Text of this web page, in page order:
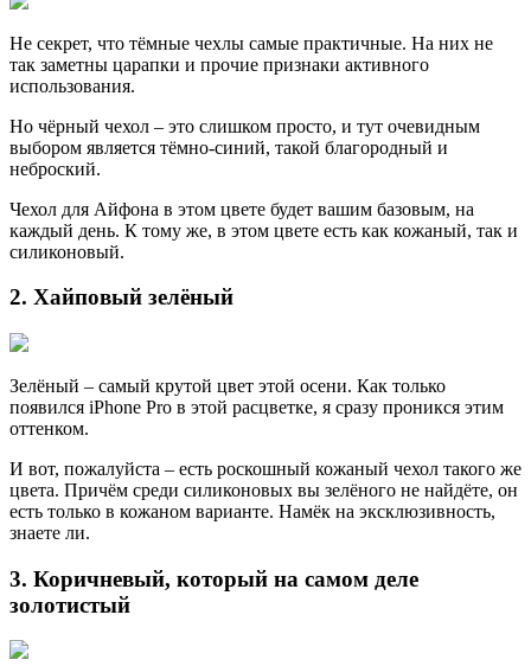
Не секрет, что тёмные чехлы самые практичные. На них не
так заметны царапки и прочие признаки активного
использования.
Но чёрный чехол – это слишком просто, и тут очевидным
выбором является тёмно-синий, такой благородный и
неброский.
Чехол для Айфона в этом цвете будет вашим базовым, на
каждый день. К тому же, в этом цвете есть как кожаный, так и
силиконовый.
2. Хайповый зелёный
Зелёный – самый крутой цвет этой осени. Как только
появился iPhone Pro в этой расцветке, я сразу проникся этим
оттенком.
И вот, пожалуйста – есть роскошный кожаный чехол такого же
цвета. Причём среди силиконовых вы зелёного не найдёте, он
есть только в кожаном варианте. Намёк на эксклюзивность,
знаете ли.
3. Коричневый, который на самом деле
золотистый